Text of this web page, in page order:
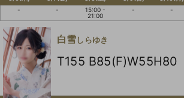
-
-
15:00 -
21:00
-
-
白雪 しらゆき
T155 B85(F)W55H80